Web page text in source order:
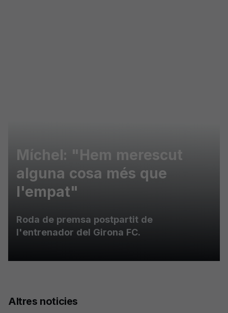
Míchel: "Hem merescut
alguna cosa més que
l'empat"
Roda de premsa postpartit de
l'entrenador del Girona FC.
Altres noticies